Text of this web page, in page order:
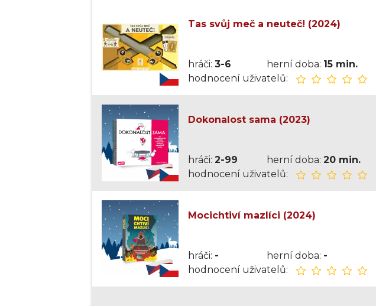
Tas svůj meč a neuteč! (2024)
hráči: 3-6 herní doba: 15 min.
hodnocení uživatelů:
Dokonalost sama (2023)
hráči: 2-99 herní doba: 20 min.
hodnocení uživatelů:
Mocichtiví mazlíci (2024)
hráči: - herní doba: -
hodnocení uživatelů: